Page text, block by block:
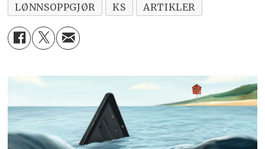
LØNNSOPPGJØR KS ARTIKLER